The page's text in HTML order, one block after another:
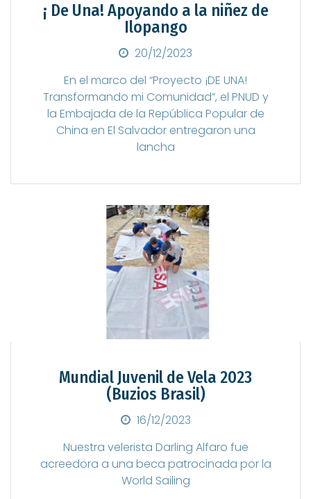
¡ De Una! Apoyando a la niñez de
Ilopango
Posted on
20/12/2023
En el marco del “Proyecto ¡DE UNA!
Transformando mi Comunidad”, el PNUD y
la Embajada de la República Popular de
China en El Salvador entregaron una
lancha
Mundial Juvenil de Vela 2023
(Buzios Brasil)
Posted on
16/12/2023
Nuestra velerista Darling Alfaro fue
acreedora a una beca patrocinada por la
World Sailing